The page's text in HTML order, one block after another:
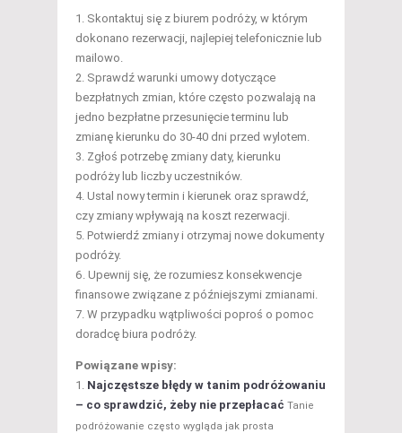
Skontaktuj się z biurem podróży, w którym
dokonano rezerwacji, najlepiej telefonicznie lub
mailowo.
Sprawdź warunki umowy dotyczące
bezpłatnych zmian, które często pozwalają na
jedno bezpłatne przesunięcie terminu lub
zmianę kierunku do 30-40 dni przed wylotem.
Zgłoś potrzebę zmiany daty, kierunku
podróży lub liczby uczestników.
Ustal nowy termin i kierunek oraz sprawdź,
czy zmiany wpływają na koszt rezerwacji.
Potwierdź zmiany i otrzymaj nowe dokumenty
podróży.
Upewnij się, że rozumiesz konsekwencje
finansowe związane z późniejszymi zmianami.
W przypadku wątpliwości poproś o pomoc
doradcę biura podróży.
Powiązane wpisy:
Najczęstsze błędy w tanim podróżowaniu
– co sprawdzić, żeby nie przepłacać Tanie
podróżowanie często wygląda jak prosta